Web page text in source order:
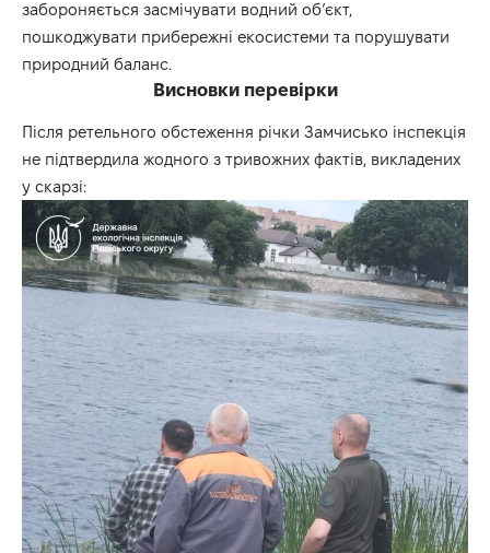
забороняється засмічувати водний об’єкт,
пошкоджувати прибережні екосистеми та порушувати
природний баланс.
Висновки перевірки
Після ретельного обстеження річки Замчисько інспекція
не підтвердила жодного з тривожних фактів, викладених
у скарзі: